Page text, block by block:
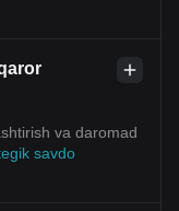
va daromad
savdo